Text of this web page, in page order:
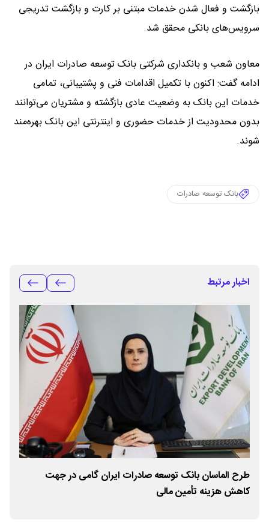
بازگشت و فعال شدن خدمات مبتنی بر کارت و بازگشت تدریجی
سرویس‌های بانکی محقق شد.
معاون شعب و بانکداری شرکتی بانک توسعه صادرات ایران در
ادامه گفت: اکنون با تکمیل اقدامات فنی و پشتیبانی، تمامی
خدمات این بانک به وضعیت عادی بازگشته و مشتریان می‌توانند
بدون محدودیت از خدمات حضوری و اینترنتی این بانک بهره‌مند
شوند.
بانک توسعه صادرات
اخبار مرتبط
طرح الماسان بانک توسعه صادرات ایران گامی در جهت
کاهش هزینه تأمین مالی